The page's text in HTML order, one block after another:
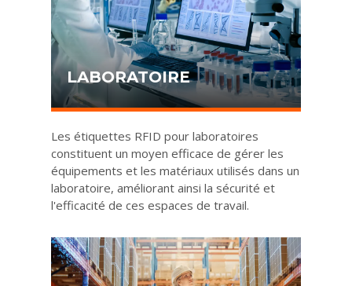
LABORATOIRE
Les étiquettes RFID pour laboratoires
constituent un moyen efficace de gérer les
équipements et les matériaux utilisés dans un
laboratoire, améliorant ainsi la sécurité et
l'efficacité de ces espaces de travail.